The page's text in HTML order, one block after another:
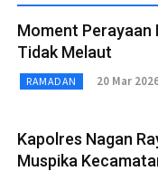
Moment Perayaan
Tidak Melaut
RAMADAN 20 Mar
Kapolres Nagan
Muspika